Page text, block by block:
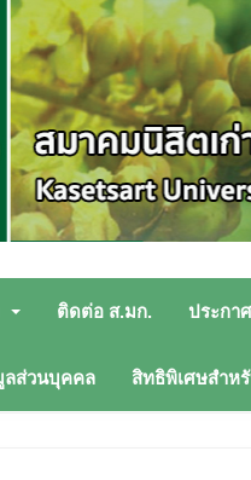
ติดต่อ ส.มก. ประกา
ลส่วนบุคคล สิทธิพิเศษสำห